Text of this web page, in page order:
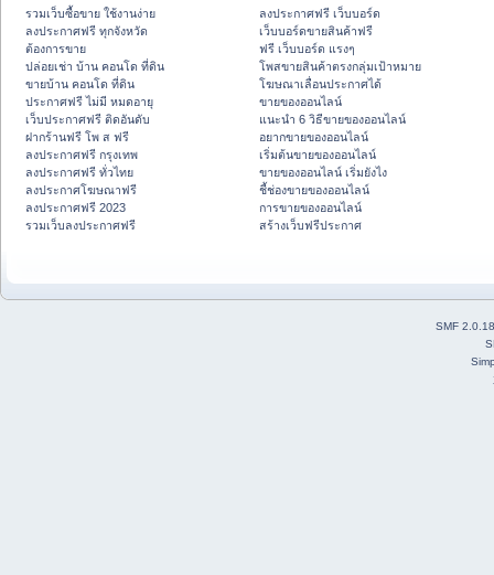
รวมเว็บซื้อขาย ใช้งานง่าย
ลงประกาศฟรี ทุกจังหวัด
ต้องการขาย
ปล่อยเช่า บ้าน คอนโด ที่ดิน
ขายบ้าน คอนโด ที่ดิน
ประกาศฟรี ไม่มี หมดอายุ
เว็บประกาศฟรี ติดอันดับ
ฝากร้านฟรี โพ ส ฟรี
ลงประกาศฟรี กรุงเทพ
ลงประกาศฟรี ทั่วไทย
ลงประกาศโฆษณาฟรี
ลงประกาศฟรี 2023
รวมเว็บลงประกาศฟรี
ลงประกาศฟรี เว็บบอร์ด
เว็บบอร์ดขายสินค้าฟรี
ฟรี เว็บบอร์ด แรงๆ
โพสขายสินค้าตรงกลุ่มเป้าหมาย
โฆษณาเลื่อนประกาศได้
ขายของออนไลน์
แนะนำ 6 วิธีขายของออนไลน์
อยากขายของออนไลน์
เริ่มต้นขายของออนไลน์
ขายของออนไลน์ เริ่มยังไง
ชี้ช่องขายของออนไลน์
การขายของออนไลน์
สร้างเว็บฟรีประกาศ
SMF 2.0.18